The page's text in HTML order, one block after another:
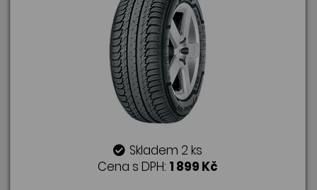
Skladem 2 ks
Cena s DPH: 1 899 Kč